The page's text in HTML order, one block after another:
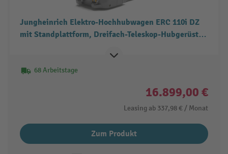
Jungheinrich Elektro-Hochhubwagen ERC 110i DZ
mit Standplattform, Dreifach-Teleskop-Hubgerüst,
68 Arbeitstage
16.899,00 €
Leasing ab 337,98 € / Monat
Zum Produkt